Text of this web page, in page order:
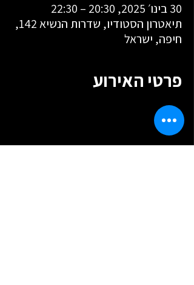
30 בינו׳ 2025, 20:30 – 22:30
תיאטרון הסטודיו, שדרות הנשיא 142,
חיפה, ישראל
פרטי האירוע